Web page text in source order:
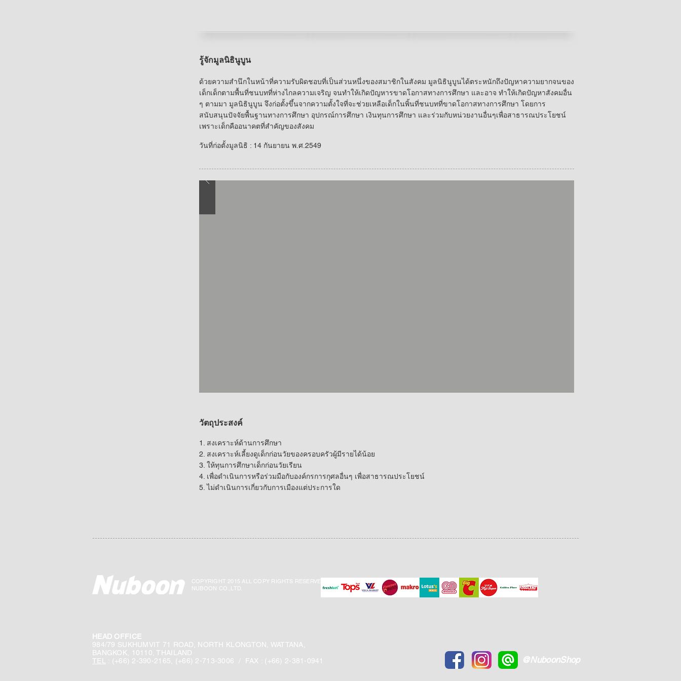
รู้จักมูลนิธินูบูน
ด้วยความสำนึกในหน้าที่ความรับผิดชอบที่เป็นส่วนหนึ่งของสมาชิกในสังคม มูลนิธินูบูนได้ตระหนักถึงปัญหาความยากจนของ
เด็กเด็กตามพื้นที่ชนบทที่ห่างไกลความเจริญ จนทำให้เกิดปัญหารขาดโอกาสทางการศึกษา และอาจ ทำให้เกิดปัญหาสังคมอื่น
ๆ ตามมา มูลนิธินูบูน จึงก่อตั้งขึ้นจากความตั้งใจที่จะช่วยเหลือเด็กในพิ้นที่ชนบทที่ขาดโอกาสทางการศึกษา โดยการ
สนับสนุนปัจจัยพื้นฐานทางการศึกษา อุปกรณ์การศึกษา เงินทุนการศึกษา และร่วมกับหน่วยงานอื่นๆเพื่อสาธารณประโยชน์
เพราะเด็กคืออนาคตที่สำคัญของสังคม
วันที่ก่อตั้งมูลนิธิ : 14 กันยายน พ.ศ.2549
วัตถุประสงค์
1. สงเคราะห์ด้านการศึกษา
2. สงเคราะห์เลี้ยงดูเด็กก่อนวัยของครอบครัวผู้มีรายได้น้อย
3. ให้ทุนการศึกษาเด็กก่อนวัยเรียน
4. เพื่อดำเนินการหรือร่วมมือกับองค์กรการกุศลอื่นๆ เพื่อสาธารณประโยชน์
5. ไม่ดำเนินการเกี่ยวกับการเมืองแต่ประการใด
COPYRIGHT 2015 ALL COPY RIGHTS RESERVED.
NUBOON CO.,LTD.
HEAD OFFICE
984/79 SUKHUMVIT 71 ROAD, NORTH KLONGTON, WATTANA,
BANGKOK, 10110, THAILAND
TEL
: (+66) 2-390-2165, (+66) 2-713-3006 / FAX : (+66) 2-381-0941 @NuboonShop